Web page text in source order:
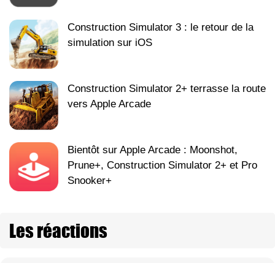
Construction Simulator 3 : le retour de la
simulation sur iOS
Construction Simulator 2+ terrasse la route
vers Apple Arcade
Bientôt sur Apple Arcade : Moonshot,
Prune+, Construction Simulator 2+ et Pro
Snooker+
Les réactions